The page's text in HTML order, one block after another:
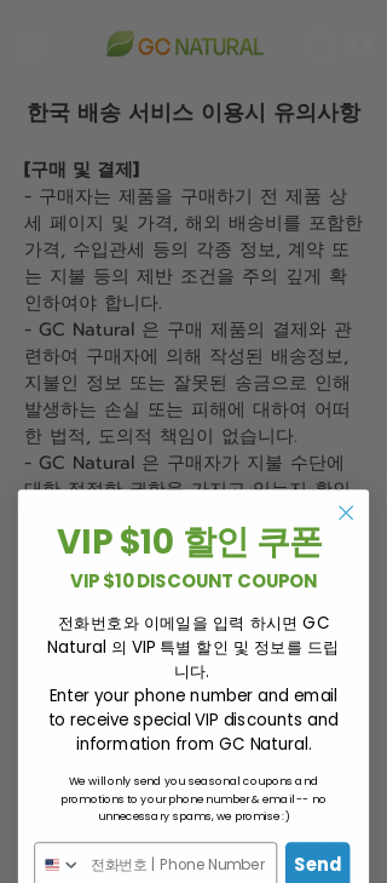
한국 배송 서비스 이용시 유의사항
[구매 및 결제]
- 구매자는 제품을 구매하기 전 제품 상
세 페이지 및 가격, 해외 배송비를 포함한
가격, 수입관세 등의 각종 정보, 계약 또
는 지불 등의 제반 조건을 주의 깊게 확
인하여야 합니다.
- GC Natural 은 구매 제품의 결제와 관
련하여 구매자에 의해 작성된 배송정보,
지불인 정보 또는 잘못된 송금으로 인해
발생하는 손실 또는 피해에 대하여 어떠
한 법적, 도의적 책임이 없습니다.
- GC Natural 은 구매자가 지불 수단에
대한 적절한 권한을 가지고 있는지 확인
할 권한이 있으며, 적절한 권한이 있는지
확인이 될 때까지 거래를 지연시킬 수 있
고 확인이 되지 않는 경우에는 관련된 거
래를 취소할 수 있습니다.
GC Natural은 미국소재의 회사로 결제승
인 건에 대하여 모두 달러($) 승인으로 처
[통관 및 과세]
- 건강식품 주문시 6병이 넘을 경우 2번
이상에 걸쳐 보내드리오니 유의하세요.
[환불 정책]
- 모든 제품은 결제 후 환불, 교환, 취소
되지 않습니다.
VIP $10 할인 쿠폰
VIP $10 DISCOUNT COUPON
전화번호와 이메일을 입력 하시면 GC
Natural 의 VIP 특별 할인 및 정보를 드립
니다.
Enter your phone number and email
to receive special VIP discounts and
information from GC Natural.
We will only send you seasonal coupons and
promotions to your phone number & email -- no
unnecessary spams, we promise :)
Send